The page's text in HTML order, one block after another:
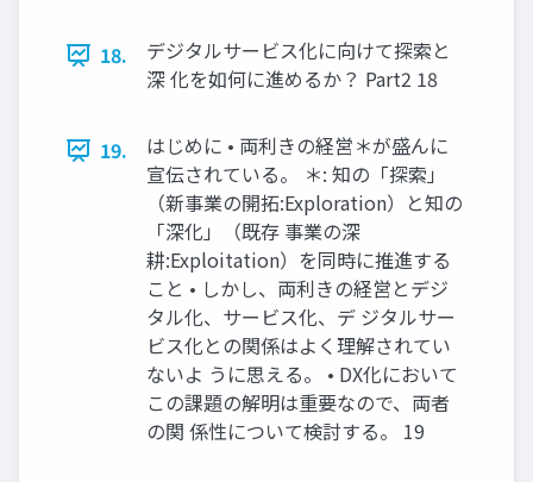
18.
デジタルサービス化に向けて探索と
深 化を如何に進めるか？ Part2 18
19.
はじめに • 両利きの経営＊が盛んに
宣伝されている。 ＊: 知の「探索」
（新事業の開拓:Exploration）と知の
「深化」（既存 事業の深
耕:Exploitation）を同時に推進する
こと • しかし、両利きの経営とデジ
タル化、サービス化、デ ジタルサー
ビス化との関係はよく理解されてい
ないよ うに思える。 • DX化において
この課題の解明は重要なので、両者
の関 係性について検討する。 19